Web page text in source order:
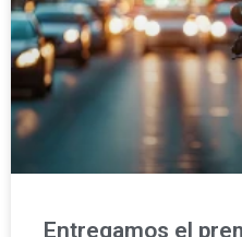
Entregamos el